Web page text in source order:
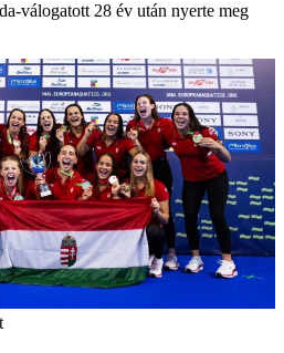
válogatott 28 év után nyerte meg